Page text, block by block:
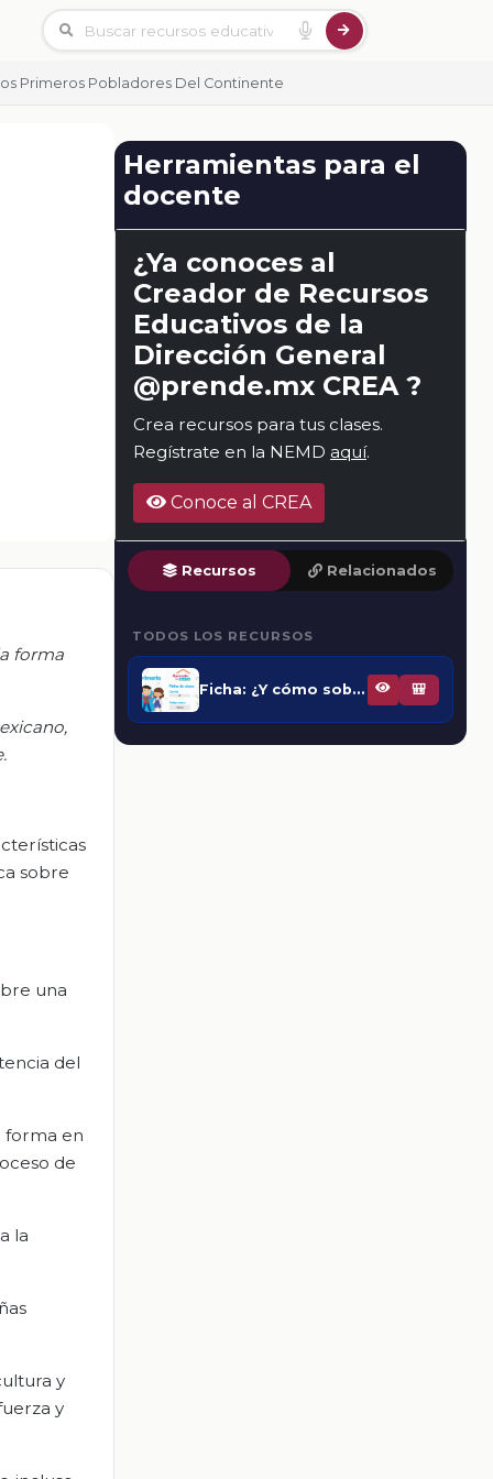
Primeros Pobladores Del Continente
forma
sobre
una
del
forma en
de
la
y
y
Herramientas para el
docente
¿Ya conoces al
Creador de Recursos
Educativos de la
Dirección General
@prende.mx CREA ?
Crea recursos para tus clases.
Regístrate en la NEMD aquí.
Conoce al CREA
Recursos Relacionados
TODOS LOS RECURSOS
Ficha: ¿Y cómo sobrevivimos al Paleolítico? Los primeros pobladores del continente 🎒